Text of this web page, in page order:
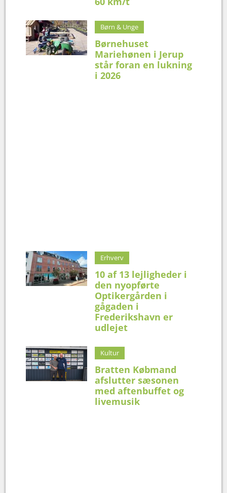
Børn & Unge
Børnehuset
Mariehønen i Jerup
står foran en lukning
i 2026
Erhverv
10 af 13 lejligheder i
den nyopførte
Optikergården i
gågaden i
Frederikshavn er
udlejet
Kultur
Bratten Købmand
afslutter sæsonen
med aftenbuffet og
livemusik